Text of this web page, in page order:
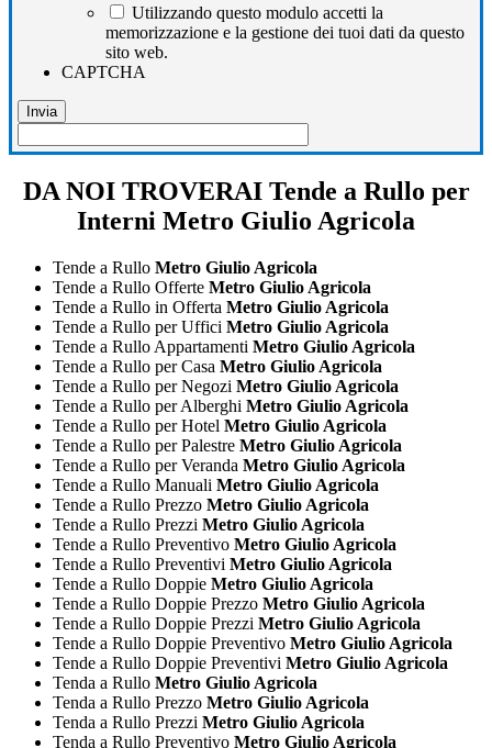
Utilizzando questo modulo accetti la
memorizzazione e la gestione dei tuoi dati da questo
sito web.
CAPTCHA
DA NOI TROVERAI Tende a Rullo per
Interni Metro Giulio Agricola
Tende a Rullo Metro Giulio Agricola
Tende a Rullo Offerte Metro Giulio Agricola
Tende a Rullo in Offerta Metro Giulio Agricola
Tende a Rullo per Uffici Metro Giulio Agricola
Tende a Rullo Appartamenti Metro Giulio Agricola
Tende a Rullo per Casa Metro Giulio Agricola
Tende a Rullo per Negozi Metro Giulio Agricola
Tende a Rullo per Alberghi Metro Giulio Agricola
Tende a Rullo per Hotel Metro Giulio Agricola
Tende a Rullo per Palestre Metro Giulio Agricola
Tende a Rullo per Veranda Metro Giulio Agricola
Tende a Rullo Manuali Metro Giulio Agricola
Tende a Rullo Prezzo Metro Giulio Agricola
Tende a Rullo Prezzi Metro Giulio Agricola
Tende a Rullo Preventivo Metro Giulio Agricola
Tende a Rullo Preventivi Metro Giulio Agricola
Tende a Rullo Doppie Metro Giulio Agricola
Tende a Rullo Doppie Prezzo Metro Giulio Agricola
Tende a Rullo Doppie Prezzi Metro Giulio Agricola
Tende a Rullo Doppie Preventivo Metro Giulio Agricola
Tende a Rullo Doppie Preventivi Metro Giulio Agricola
Tenda a Rullo Metro Giulio Agricola
Tenda a Rullo Prezzo Metro Giulio Agricola
Tenda a Rullo Prezzi Metro Giulio Agricola
Tenda a Rullo Preventivo Metro Giulio Agricola